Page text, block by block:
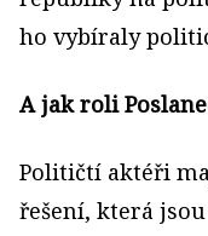
ho vybíraly
A jak roli
Političtí aktéři
řešení, která